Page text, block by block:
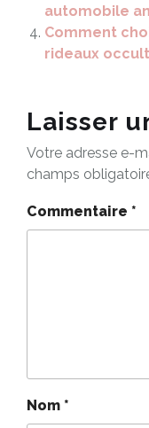
automobile
Comment
rideaux
Laisser
Votre adresse e-
champs
Commentaire *
Nom *